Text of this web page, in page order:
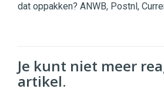
dat oppakken? ANWB, Postnl,
Je kunt niet meer
artikel.